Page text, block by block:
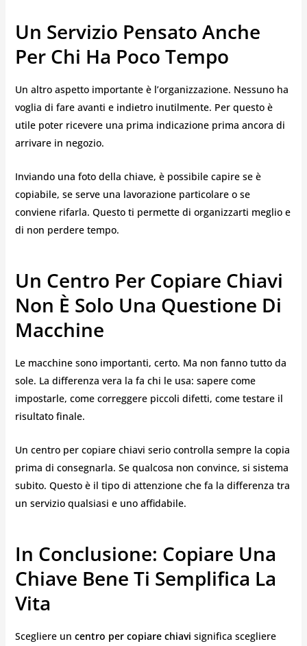
Un Servizio Pensato Anche
Per Chi Ha Poco Tempo
Un altro aspetto importante è l’organizzazione. Nessuno ha
voglia di fare avanti e indietro inutilmente. Per questo è
utile poter ricevere una prima indicazione prima ancora di
arrivare in negozio.
Inviando una foto della chiave, è possibile capire se è
copiabile, se serve una lavorazione particolare o se
conviene rifarla. Questo ti permette di organizzarti meglio e
di non perdere tempo.
Un Centro Per Copiare Chiavi
Non È Solo Una Questione Di
Macchine
Le macchine sono importanti, certo. Ma non fanno tutto da
sole. La differenza vera la fa chi le usa: sapere come
impostarle, come correggere piccoli difetti, come testare il
risultato finale.
Un centro per copiare chiavi serio controlla sempre la copia
prima di consegnarla. Se qualcosa non convince, si sistema
subito. Questo è il tipo di attenzione che fa la differenza tra
un servizio qualsiasi e uno affidabile.
In Conclusione: Copiare Una
Chiave Bene Ti Semplifica La
Vita
Scegliere un centro per copiare chiavi significa scegliere